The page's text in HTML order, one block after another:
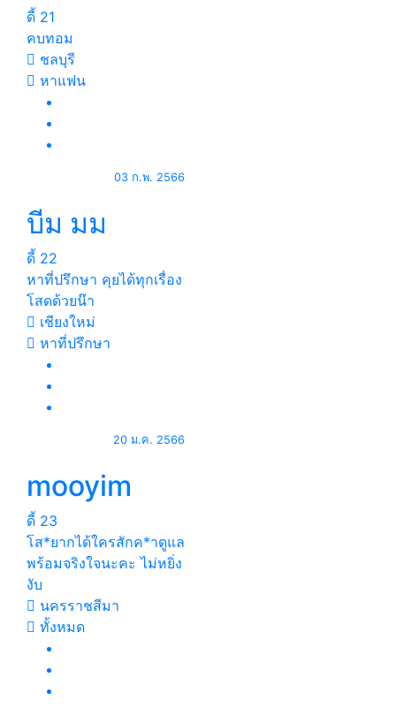
ดี้ 21
คบทอม
ชลบุรี
หาแฟน
03 ก.พ. 2566
บีม มม
ดี้ 22
หาที่ปรึกษา คุยได้ทุกเรื่อง
โสดด้วยน๊า
เชียงใหม่
หาที่ปรึกษา
20 ม.ค. 2566
mooyim
ดี้ 23
โส*ยากได้ใครสักค*าดูแล
พร้อมจริงใจนะคะ ไม่หยิ่ง
งับ
นครราชสีมา
ทั้งหมด